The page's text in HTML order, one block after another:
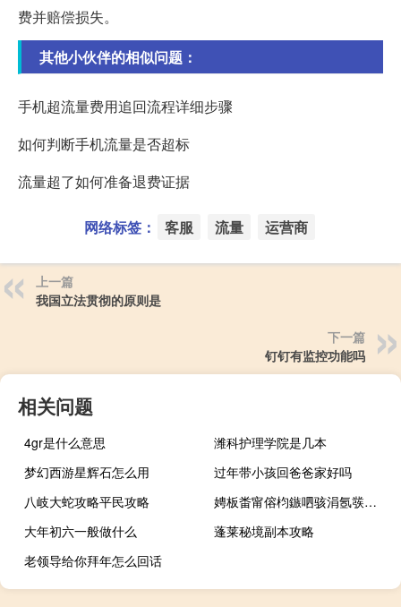
费并赔偿损失。
其他小伙伴的相似问题：
手机超流量费用追回流程详细步骤
如何判断手机流量是否超标
流量超了如何准备退费证据
网络标签： 客服 流量 运营商
上一篇
我国立法贯彻的原则是
下一篇
钉钉有监控功能吗
相关问题
4gr是什么意思
潍科护理学院是几本
梦幻西游星辉石怎么用
过年带小孩回爸爸家好吗
八岐大蛇攻略平民攻略
娉板畨甯傛枃鏃呬骇涓氬彂灞曞娍澶村悜濂?鍚嶄箟澧為€熷疄鐜颁袱浣嶆暟澧為暱 到底什么情况嘞
大年初六一般做什么
蓬莱秘境副本攻略
老领导给你拜年怎么回话